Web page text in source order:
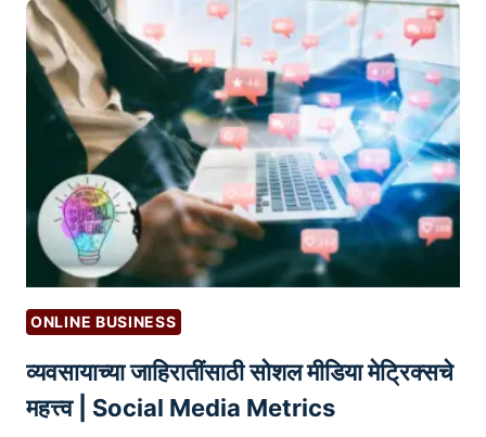
E
T
I
N
G
T
O
O
L
S
O
G
I
N
G
I
N
A
S
A
U
R
ती
ल
द
रे
भा
र
ता
च्या
जा
ग
ति
क
ONLINE BUSINESS
व्यवसायाच्या जाहिरातींसाठी सोशल मीडिया मेट्रिक्सचे
महत्त्व | Social Media Metrics